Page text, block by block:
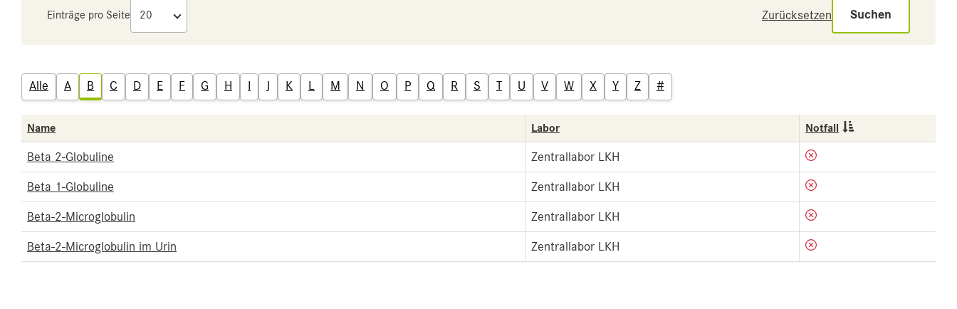
Einträge pro Seite Zurücksetzen Suchen
Alle A B C D E F G H I J K L M N O P Q R S T U V W X Y Z #
Name Labor Notfall
Beta 2-Globuline Zentrallabor LKH
Beta 1-Globuline Zentrallabor LKH
Beta-2-Microglobulin Zentrallabor LKH
Beta-2-Microglobulin im Urin Zentrallabor LKH